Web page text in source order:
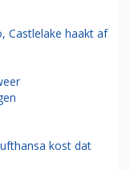
Castlelake haakt af
kost dat